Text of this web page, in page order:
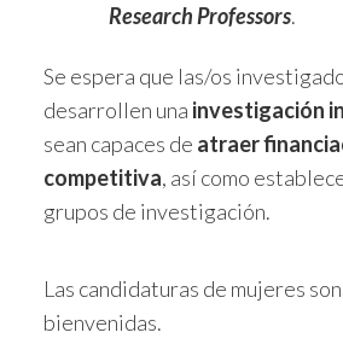
Research Professors.
Se espera que las/os
desarrollen una investigación
sean capaces de atraer
competitiva, así como
grupos de investigación.
Las candidaturas de mujeres
bienvenidas.